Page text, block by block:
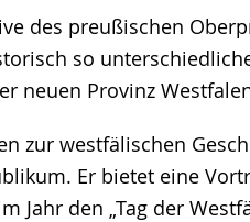
des preußischen
so
neuen Provinz
zur westfälischen
Er bietet eine
Jahr den „Tag der